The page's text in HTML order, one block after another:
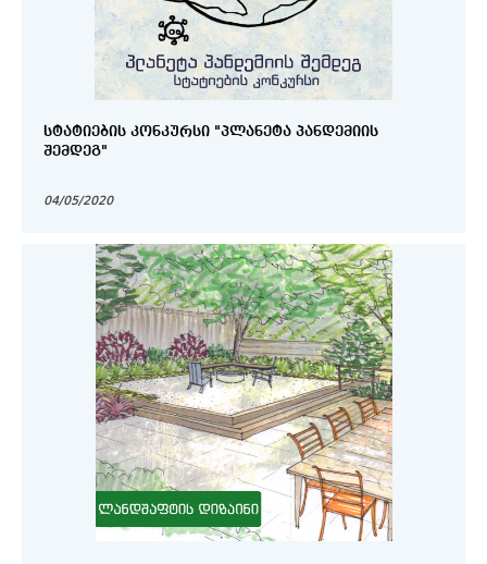
ᲡᲢᲐᲢᲘᲔᲑᲘᲡ ᲙᲝᲜᲙᲣᲠᲡᲘ "ᲞᲚᲐᲜᲔᲢᲐ ᲞᲐᲜᲓᲔᲛᲘᲘᲡ
ᲨᲔᲛᲓᲔᲒ"
04/05/2020